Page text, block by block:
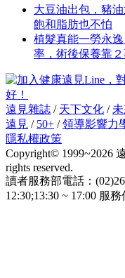
大豆油出包，豬
飽和脂肪也不怕
植髮真能一勞永
率，術後保養靠
好！
遠見雜誌 / 天下文化 /
遠見 / 50+ /領導影響力
隱私權政策
Copyright© 1999~2026
rights reserved.
讀者服務部電話：
12:30;13:30 ~ 17:00 服務